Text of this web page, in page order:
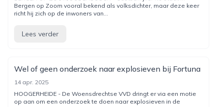
Bergen op Zoom vooral bekend als volksdichter, maar deze keer
richt hij zich op de inwoners van...
Lees verder
Wel of geen onderzoek naar explosieven bij Fortuna
14 apr. 2025
HOOGERHEIDE - De Woensdrechtse VVD dringt er via een motie
op aan om een onderzoek te doen naar explosieven in de